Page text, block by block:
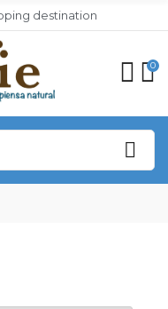
destination
0